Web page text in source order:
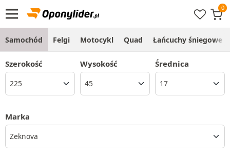
Samochód Felgi Motocykl Quad Łańcuchy śniegowe
Szerokość Wysokość Średnica
Marka
Zeknova